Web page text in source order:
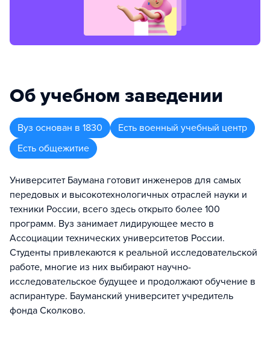
Об учебном заведении
Вуз основан в 1830
Есть военный учебный центр
Есть общежитие
Университет Баумана готовит инженеров для самых
передовых и высокотехнологичных отраслей науки и
техники России, всего здесь открыто более 100
программ. Вуз занимает лидирующее место в
Ассоциации технических университетов России.
Студенты привлекаются к реальной исследовательской
работе, многие из них выбирают научно-
исследовательское будущее и продолжают обучение в
аспирантуре. Бауманский университет учредитель
фонда Сколково.